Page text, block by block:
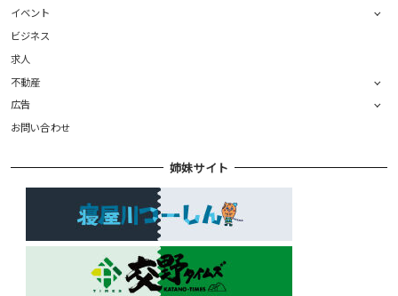
イベント
ビジネス
求人
不動産
広告
お問い合わせ
姉妹サイト